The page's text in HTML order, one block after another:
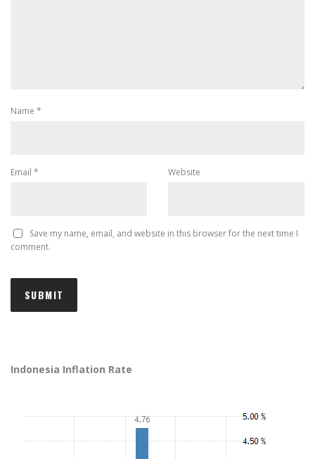
Name *
Email * Website
Save my name, email, and website in this browser for the next time I
comment.
Indonesia Inflation Rate